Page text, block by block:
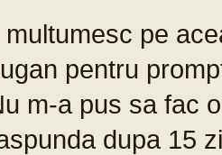
multumesc pe
pentru
m-a pus sa fac
dupa 15